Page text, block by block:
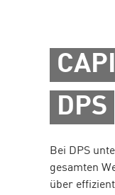
DPS
Bei DPS
gesamten
über